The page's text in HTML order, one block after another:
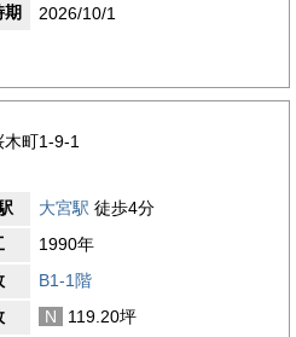
期
2026/10/1
町1-9-1
大宮駅 徒歩4分
1990年
B1-1階
N
119.20坪